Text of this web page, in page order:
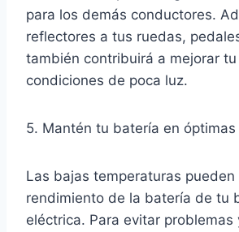
para los demás conductores.
reflectores a tus ruedas,
también contribuirá a mejorar
condiciones de poca luz.
5. Mantén tu batería en
Las bajas temperaturas
rendimiento de la batería de tu
eléctrica. Para evitar problemas